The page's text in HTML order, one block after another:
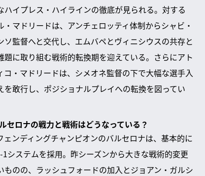
ハイプレス・ハイラインの徹底が見られる。対する
・マドリードは、アンチェロッティ体制からシャビ・
ソ監督へと交代し、エムバペとヴィニシウスの共存と
題に取り組む戦術的転換期を迎えている。さらにアト
コ・マドリードは、シメオネ監督の下で大幅な選手入
を敢行し、ポジショナルプレイへの転換を図ってい
セロナの戦力と戦術はどうなっている？
ェンディングチャンピオンのバルセロナは、基本的に
システムを採用。昨シーズンから大きな戦術的変更
ものの、ラッシュフォードの加入とジョアン・ガルシ